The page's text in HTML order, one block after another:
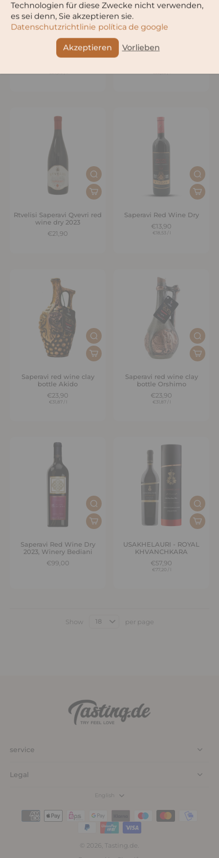
Rtvelisi Khvanchkara
Lieblich
Rtvelisi Ojaleshi Sweet Red
Rtvelisi Saperavi Qvevri red
wine dry 2023
€21,90
Saperavi Red Wine Dry
€13,90
€18,53 / l
Saperavi red wine clay
bottle Akido
€23,90
€31,87 / l
Saperavi red wine clay
bottle Orshimo
€23,90
€31,87 / l
Saperavi Red Wine Dry
2023, Winery Bediani
€99,00
USAKHELAURI - ROYAL
KHVANCHKARA
€57,90
€77,20 / l
Show per page
service
Legal
English
© 2026, Tasting.de.
Technologien für diese Zwecke nicht verwenden,
es sei denn, Sie akzeptieren sie.
Datenschutzrichtlinie política de google
Akzeptieren Vorlieben